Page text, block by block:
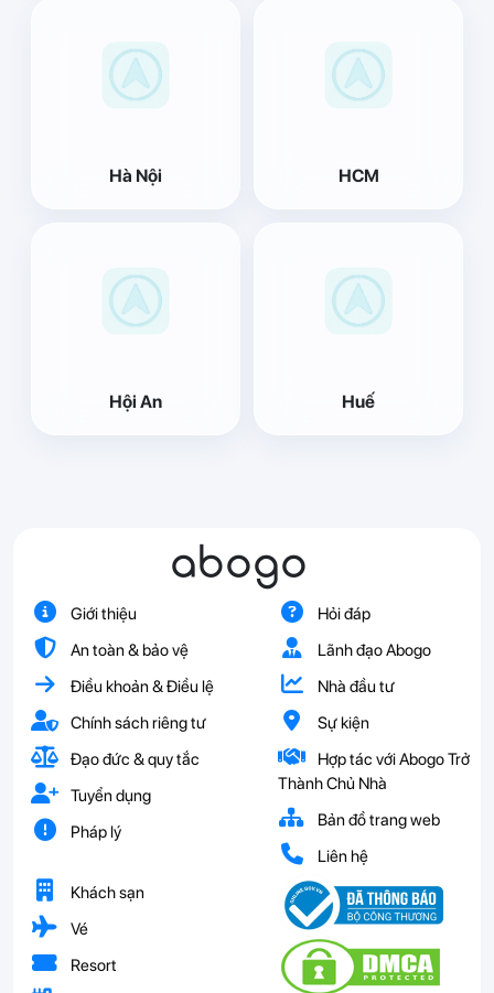
Hà Nội HCM
Hội An Huế
abogo
Giới thiệu
An toàn & bảo vệ
Điều khoản & Điều lệ
Chính sách riêng tư
Đạo đức & quy tắc
Tuyển dụng
Pháp lý
Hỏi đáp
Lãnh đạo Abogo
Nhà đầu tư
Sự kiện
Hợp tác với Abogo Trở
Thành Chủ Nhà
Bản đồ trang web
Liên hệ
Khách sạn
Vé
Resort